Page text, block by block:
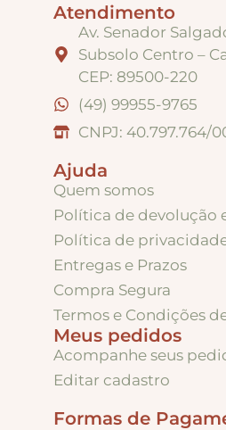
Atendimento
Av. Senador
Subsolo Centro –
CEP: 89500-220
(49) 99955-9765
CNPJ: 40.797.764/
Ajuda
Quem somos
Política de devolução
Política de
Entregas e Prazos
Compra Segura
Termos e Condições
Meus pedidos
Acompanhe seus
Editar cadastro
Formas de